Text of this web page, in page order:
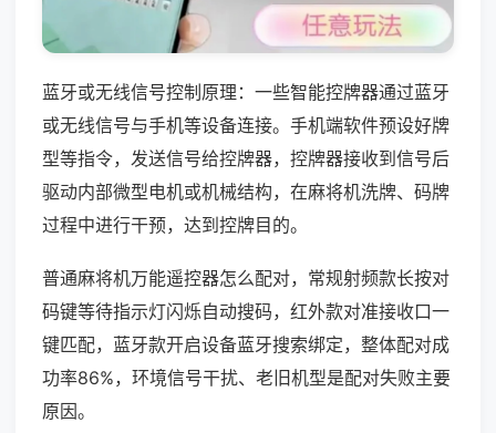
蓝牙或无线信号控制原理：一些智能控牌器通过蓝牙
或无线信号与手机等设备连接。手机端软件预设好牌
型等指令，发送信号给控牌器，控牌器接收到信号后
驱动内部微型电机或机械结构，在麻将机洗牌、码牌
过程中进行干预，达到控牌目的。
普通麻将机万能遥控器怎么配对，常规射频款长按对
码键等待指示灯闪烁自动搜码，红外款对准接收口一
键匹配，蓝牙款开启设备蓝牙搜索绑定，整体配对成
功率86%，环境信号干扰、老旧机型是配对失败主要
原因。